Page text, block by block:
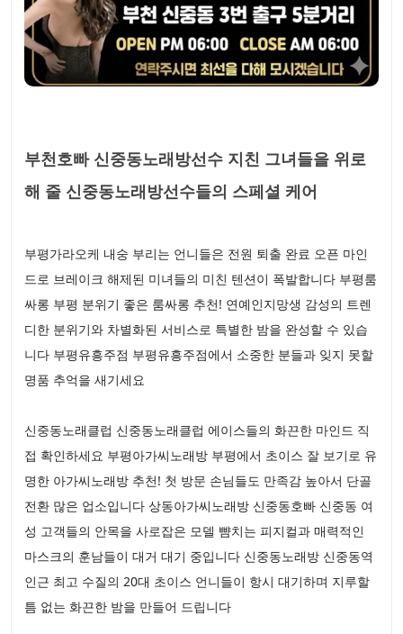
부천호빠 신중동노래방선수 지친 그녀들을 위로
해 줄 신중동노래방선수들의 스페셜 케어
부평가라오케 내숭 부리는 언니들은 전원 퇴출 완료 오픈 마인
드로 브레이크 해제된 미녀들의 미친 텐션이 폭발합니다 부평룸
싸롱 부평 분위기 좋은 룸싸롱 추천! 연예인지망생 감성의 트렌
디한 분위기와 차별화된 서비스로 특별한 밤을 완성할 수 있습
니다 부평유흥주점 부평유흥주점에서 소중한 분들과 잊지 못할
명품 추억을 새기세요
신중동노래클럽 신중동노래클럽 에이스들의 화끈한 마인드 직
접 확인하세요 부평아가씨노래방 부평에서 초이스 잘 보기로 유
명한 아가씨노래방 추천! 첫 방문 손님들도 만족감 높아서 단골
전환 많은 업소입니다 상동아가씨노래방 신중동호빠 신중동 여
성 고객들의 안목을 사로잡은 모델 뺨치는 피지컬과 매력적인
마스크의 훈남들이 대거 대기 중입니다 신중동노래방 신중동역
인근 최고 수질의 20대 초이스 언니들이 항시 대기하며 지루할
틈 없는 화끈한 밤을 만들어 드립니다